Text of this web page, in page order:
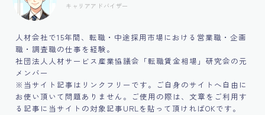
キャリアアドバイザー
人材会社で15年間、転職・中途採用市場における営業職・企画
職・調査職の仕事を経験。
社団法人人材サービス産業協議会「転職賃金相場」研究会の元
メンバー
※当サイト記事はリンクフリーです。ご自身のサイトへ自由に
お使い頂いて問題ありません。ご使用の際は、文章をご利用す
る記事に当サイトの対象記事URLを貼って頂ければOKです。